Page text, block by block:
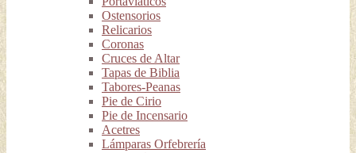
Ostensorios
Relicarios
Coronas
Cruces de Altar
Tapas de Biblia
Tabores-Peanas
Pie de Cirio
Pie de Incensario
Acetres
Lámparas Orfebrería